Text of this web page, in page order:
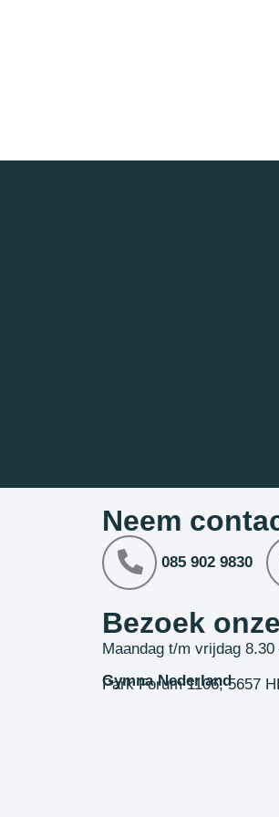
Neem
085 902 9830
Bezoek
Maandag t/m vrijdag
Gymna Nederland
Park Forum 1106, 5657